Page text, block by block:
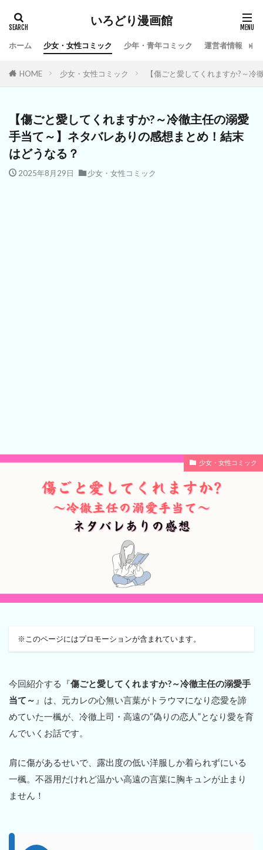
いろどり漫画館
ホーム 少女・女性コミック 少年・青年コミック 運営者情報
HOME 少女・女性コミック 【傷ごと愛してくれますか?～
【傷ごと愛してくれますか?～冷徹主任の溺愛
手当て～】ネタバレありの感想まとめ！結末
はどうなる？
2025年8月29日 少女・女性コミック
少女・女性コミック
※このページにはプロモーションが含まれています。
今回紹介する『傷ごと愛してくれますか?～冷徹主任の溺愛手
当て～ 』は、元カレの心無い言葉がトラウマになり恋愛を諦
めていた一楓が、冷徹上司・高遠の“偽りの恋人”となり愛を育
んでいくお話です。
肩に傷があるせいで、露出度の低い洋服しか着られずにいる
一楓。不器用だけれど温かい高遠の言葉に胸キュンが止まり
ません！